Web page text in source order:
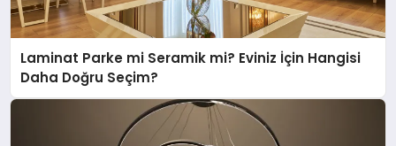
Laminat Parke mi Seramik mi? Eviniz İçin Hangisi
Daha Doğru Seçim?